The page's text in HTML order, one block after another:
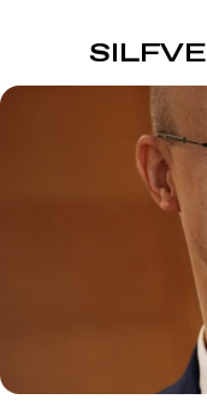
sisältöön